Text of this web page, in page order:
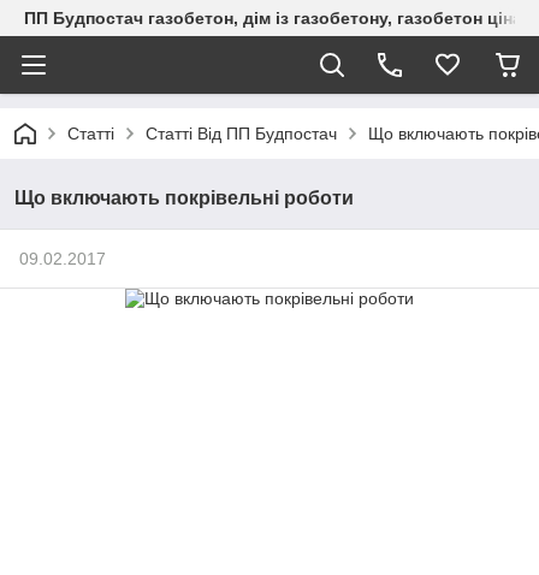
ПП Будпостач газобетон, дім із газобетону, газобетон
Статті Статті Від ПП Будпостач Що включають
Що включають покрівельні роботи
09.02.2017